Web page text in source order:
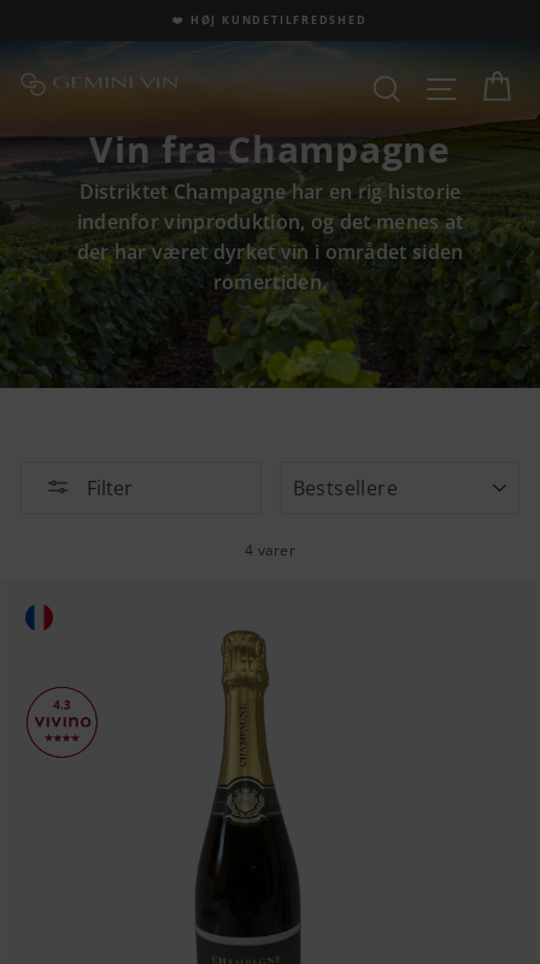
❤️ HØJ KUNDETILFREDSHED
Søg
Site
Vin fra Champagne
Distriktet Champagne har en rig historie
indenfor vinproduktion, og det menes at
der har været dyrket vin i området siden
romertiden.
Filter Bestsellere
4 varer